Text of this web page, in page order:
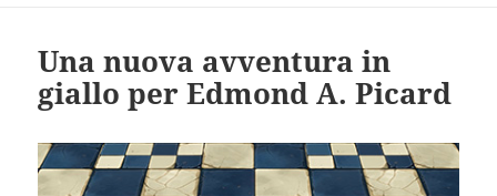
Una nuova avventura in
giallo per Edmond A. Picard